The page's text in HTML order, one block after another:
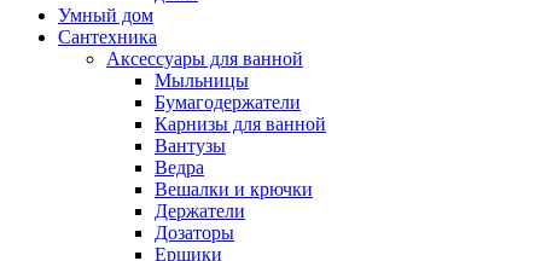
Умный дом
Сантехника
Аксессуары для ванной
Мыльницы
Бумагодержатели
Карнизы для ванной
Вантузы
Ведра
Вешалки и крючки
Держатели
Дозаторы
Ершики